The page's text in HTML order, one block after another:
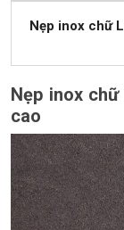
Nẹp inox chữ
Nẹp inox
cao